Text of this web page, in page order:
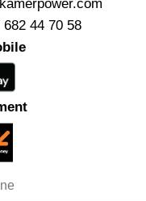
44 70 58